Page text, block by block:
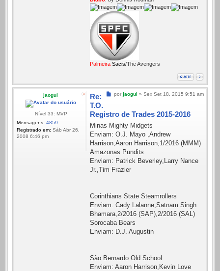
Palmeira Sacis/The Avengers
jaogui
Nível 33: MVP
Mensagens: 4859
Registrado em: Sáb Abr 26,
2008 6:46 pm
Mensagem
por jaogui » Sex Set 18, 2015 9:51 am
Re:
T.O.
Registro de Trades 2015-2016
Minas Mighty Midgets
Enviam: O.J. Mayo ,Andrew
Harrison,Aaron Harrison,1/2016 (MMM)
Amazonas Pundits
Enviam: Patrick Beverley,Larry Nance
Jr.,Tim Frazier
Corinthians State Steamrollers
Enviam: Cady Lalanne,Satnam Singh
Bhamara,2/2016 (SAP),2/2016 (SAL)
Sorocaba Bears
Enviam: D.J. Augustin
São Bernardo Old School
Enviam: Aaron Harrison,Kevin Love